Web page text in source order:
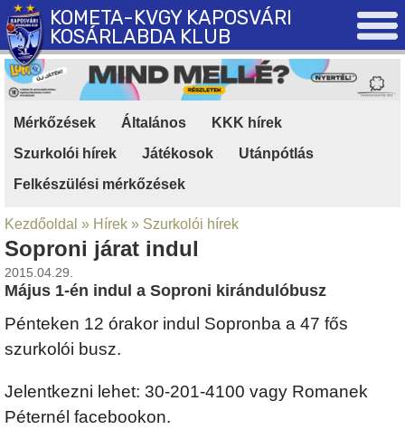
KOMETA-KVGY KAPOSVÁRI
KOSÁRLABDA KLUB
Mérkőzések Általános KKK hírek
Szurkolói hírek
Játékosok Utánpótlás
Felkészülési mérkőzések
Kezdőoldal » Hírek » Szurkolói hírek
Soproni járat indul
2015.04.29.
Május 1-én indul a Soproni kirándulóbusz
Pénteken 12 órakor indul Sopronba a 47 fős
szurkolói busz.
Jelentkezni lehet: 30-201-4100 vagy Romanek
Péternél facebookon.